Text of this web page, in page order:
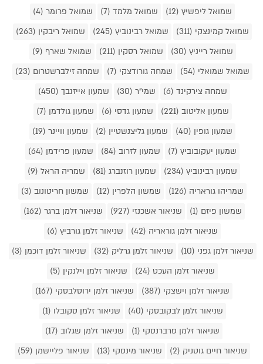
שמואל ליפשיץ (12)
שמואל מלמד (7)
שמואל פרומר (4)
שמואל קמינצקי (311)
שמואל רבינוביץ (245)
שמואל ריבקין (263)
שמואל רייניץ (30)
שמואל רסקין (211)
שמואל שארף (9)
שמואל שמואלי (54)
שמחה גורודצקי (7)
שמחה זילברשטרום (23)
שמחה צירקינד (6)
שמי"ר (30)
שמעון אייזנבך (450)
שמעון אליטוב (221)
שמעון גדסי (6)
שמעון גולדמן (7)
שמעון גופין (40)
שמעון גליצנשטיין (2)
שמעון וויינר (19)
שמעון יעקובוביץ (7)
שמעון לזרוב (84)
שמעון פרידמן (64)
שמעון רבינוביץ (234)
שמעון רוזנברג (81)
שמריה הראל (9)
שמריהו גוראריה (126)
שמשון הלפרין (12)
שמשון חריטונוב (3)
שמשון פיזם (1)
שניאור אשכנזי (927)
שניאור זלמן ברגר (162)
שניאור זלמן גוראריה (42)
שניאור זלמן גורביץ (6)
שניאור זלמן גפני (10)
שניאור זלמן גרליק (32)
שניאור זלמן דוכמן (3)
שניאור זלמן העכט (24)
שניאור זלמן וילנקין (5)
שניאור זלמן וישצקי (387)
שניאור זלמן ירוסלבסקי (167)
שניאור זלמן לבקובסקי (40)
שניאור זלמן סקובלו (1)
שניאור זלמן סרברנסקי (1)
שניאור זלמן שגלוב (17)
שניאור חיים גוטניק (2)
שניאור מינסקי (13) שניאור פליישמן (59)